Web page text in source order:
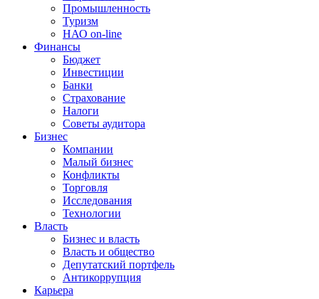
Промышленность
Туризм
НАО on-line
Финансы
Бюджет
Инвестиции
Банки
Страхование
Налоги
Советы аудитора
Бизнес
Компании
Малый бизнес
Конфликты
Торговля
Исследования
Технологии
Власть
Бизнес и власть
Власть и общество
Депутатский портфель
Антикоррупция
Карьера